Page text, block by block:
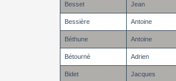
Besset Jean
Bessière Antoine
Béthune Antoine
Bétourné Adrien
Bidet Jacques